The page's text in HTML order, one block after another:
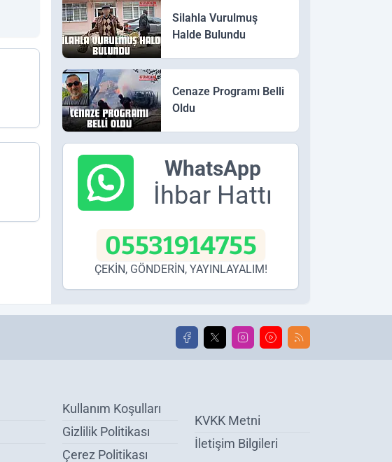
Silahla Vurulmuş
Halde Bulundu
Cenaze Programı Belli
Oldu
WhatsApp
İhbar Hattı
05531914755
ÇEKİN, GÖNDERİN, YAYINLAYALIM!
Kullanım Koşulları
Gizlilik Politikası
Çerez Politikası
KVKK Metni
İletişim Bilgileri